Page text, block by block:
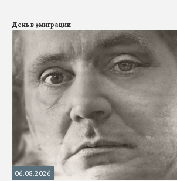
День в эмиграции
06.08.2026